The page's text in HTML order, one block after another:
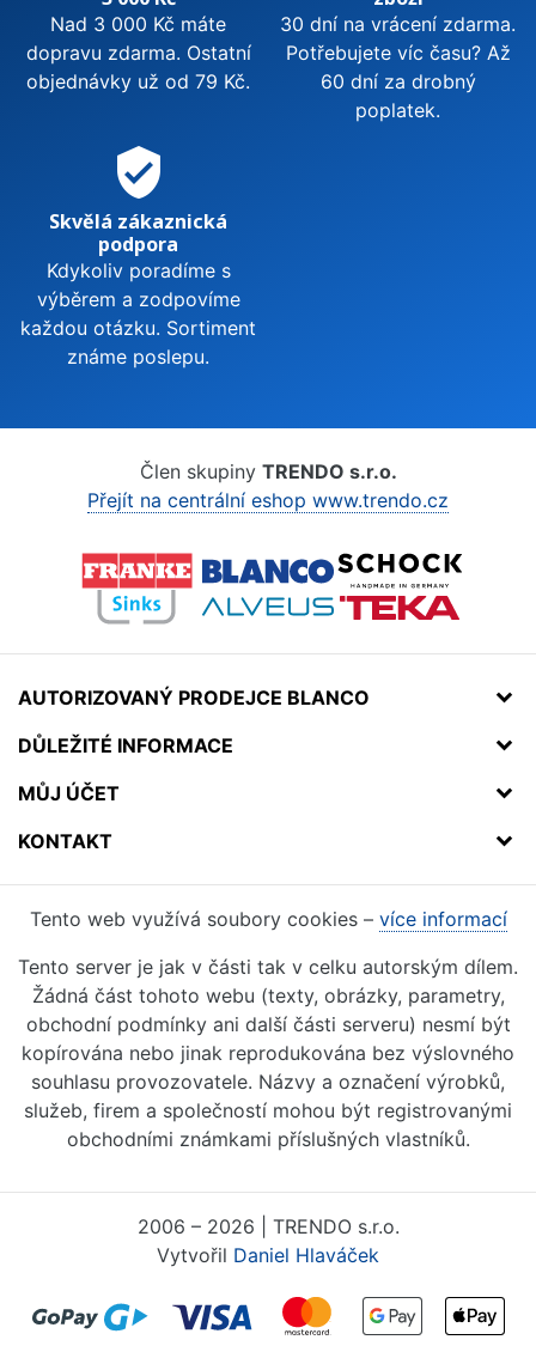
Nad 3 000 Kč máte
dopravu zdarma. Ostatní
objednávky už od 79 Kč.
30 dní na vrácení zdarma.
Potřebujete víc času? Až
60 dní za drobný
poplatek.
verified_user
Skvělá zákaznická
podpora
Kdykoliv poradíme s
výběrem a zodpovíme
každou otázku. Sortiment
známe poslepu.
Člen skupiny TRENDO s.r.o.
Přejít na centrální eshop www.trendo.cz
AUTORIZOVANÝ PRODEJCE BLANCO
DŮLEŽITÉ INFORMACE
MŮJ ÚČET
KONTAKT
Tento web využívá soubory cookies – více informací
Tento server je jak v části tak v celku autorským dílem.
Žádná část tohoto webu (texty, obrázky, parametry,
obchodní podmínky ani další části serveru) nesmí být
kopírována nebo jinak reprodukována bez výslovného
souhlasu provozovatele. Názvy a označení výrobků,
služeb, firem a společností mohou být registrovanými
obchodními známkami příslušných vlastníků.
2006 – 2026 | TRENDO s.r.o.
Vytvořil Daniel Hlaváček